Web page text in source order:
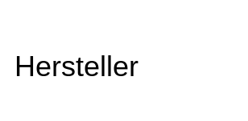
Hersteller